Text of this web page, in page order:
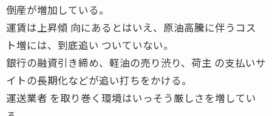
倒産が増加している。
運賃は上昇傾 向にあるとはいえ、原油高騰に伴うコス
ト増には、到底追い ついていない。
銀行の融資引き締め、軽油の売り渋り、荷主 の支払いサ
イトの長期化などが追い打ちをかける。
運送業者 を取り巻く環境はいっそう厳しさを増してい